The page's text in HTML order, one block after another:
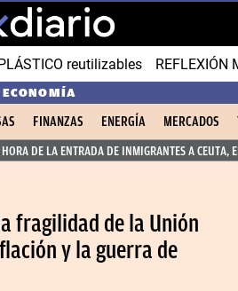
reutilizables REFLEXIÓN
ECONOMÍA
FINANZAS ENERGÍA MERCADOS
DE LA ENTRADA DE INMIGRANTES A CEUTA,
fragilidad de la Unión
y la guerra de